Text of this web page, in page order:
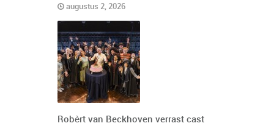
augustus 2, 2026
Robèrt van Beckhoven verrast cast